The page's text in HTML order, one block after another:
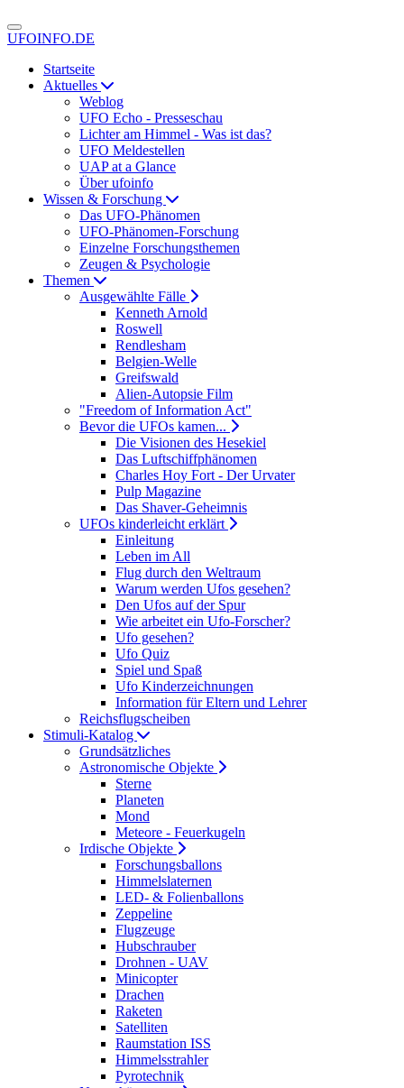
UFOINFO.DE
Startseite
Aktuelles
Weblog
UFO Echo - Presseschau
Lichter am Himmel - Was ist das?
UFO Meldestellen
UAP at a Glance
Über ufoinfo
Wissen & Forschung
Das UFO-Phänomen
UFO-Phänomen-Forschung
Einzelne Forschungsthemen
Zeugen & Psychologie
Themen
Ausgewählte Fälle
Kenneth Arnold
Roswell
Rendlesham
Belgien-Welle
Greifswald
Alien-Autopsie Film
"Freedom of Information Act"
Bevor die UFOs kamen...
Die Visionen des Hesekiel
Das Luftschiffphänomen
Charles Hoy Fort - Der Urvater
Pulp Magazine
Das Shaver-Geheimnis
UFOs kinderleicht erklärt
Einleitung
Leben im All
Flug durch den Weltraum
Warum werden Ufos gesehen?
Den Ufos auf der Spur
Wie arbeitet ein Ufo-Forscher?
Ufo gesehen?
Ufo Quiz
Spiel und Spaß
Ufo Kinderzeichnungen
Information für Eltern und Lehrer
Reichsflugscheiben
Stimuli-Katalog
Grundsätzliches
Astronomische Objekte
Sterne
Planeten
Mond
Meteore - Feuerkugeln
Irdische Objekte
Forschungsballons
Himmelslaternen
LED- & Folienballons
Zeppeline
Flugzeuge
Hubschrauber
Drohnen - UAV
Minicopter
Drachen
Raketen
Satelliten
Raumstation ISS
Himmelsstrahler
Pyrotechnik